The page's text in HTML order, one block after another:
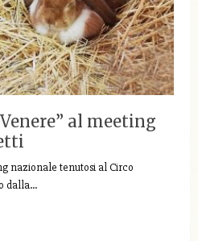
al meeting
nazionale tenutosi al Circo
dalla…